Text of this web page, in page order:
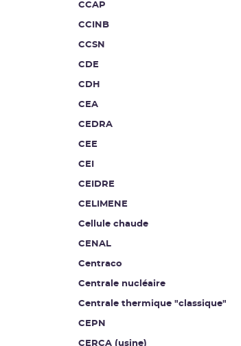
CCAP
CCINB
CCSN
CDE
CDH
CEA
CEDRA
CEE
CEI
CEIDRE
CELIMENE
Cellule chaude
CENAL
Centraco
Centrale nucléaire
Centrale thermique "classique"
CEPN
CERCA (usine)